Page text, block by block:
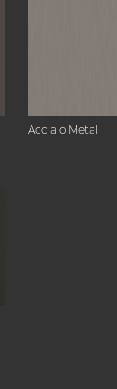
Acciaio Metal